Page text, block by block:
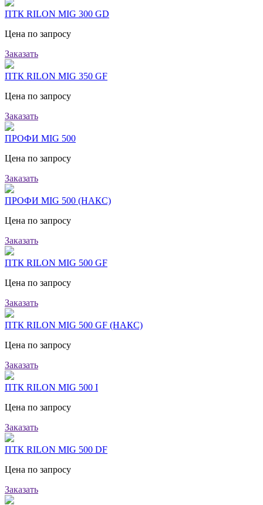
ПТК RILON MIG 300 GD
Цена по запросу
Заказать
ПТК RILON MIG 350 GF
Цена по запросу
Заказать
ПРОФИ MIG 500
Цена по запросу
Заказать
ПРОФИ MIG 500 (НАКС)
Цена по запросу
Заказать
ПТК RILON MIG 500 GF
Цена по запросу
Заказать
ПТК RILON MIG 500 GF (НАКС)
Цена по запросу
Заказать
ПТК RILON MIG 500 I
Цена по запросу
Заказать
ПТК RILON MIG 500 DF
Цена по запросу
Заказать